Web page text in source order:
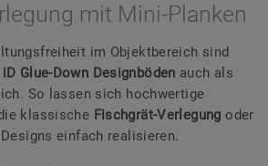
mit Mini-Planken
im Objektbereich sind
iD Glue-Down Designböden auch als
So lassen sich hochwertige
klassische Fischgrät-Verlegung oder
einfach realisieren.